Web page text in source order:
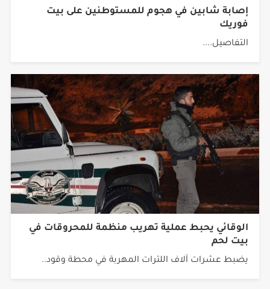
إصابة شابين في هجوم للمستوطنين على بيت
فوريك
التفاصيل....
الوقائي يحبط عملية تهريب منظمة للمحروقات في
بيت لحم
يضبط عشرات آلاف اللترات المهربة في محطة وقود..